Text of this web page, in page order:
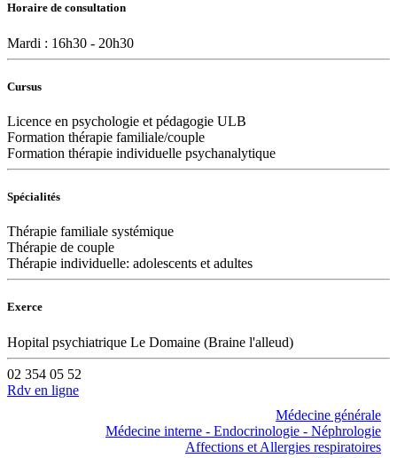
Horaire de consultation
Mardi : 16h30 - 20h30
Cursus
Licence en psychologie et pédagogie ULB
Formation thérapie familiale/couple
Formation thérapie individuelle psychanalytique
Spécialités
Thérapie familiale systémique
Thérapie de couple
Thérapie individuelle: adolescents et adultes
Exerce
Hopital psychiatrique Le Domaine (Braine l'alleud)
02 354 05 52
Rdv en ligne
Médecine générale
Médecine interne - Endocrinologie - Néphrologie
Affections et Allergies respiratoires